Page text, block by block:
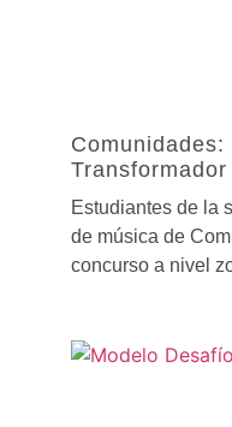
Estudiantes de la
de música de
concurso a nivel